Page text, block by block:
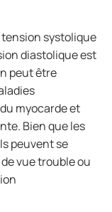
tension systolique
diastolique est
peut être
myocarde et
Bien que les
peuvent se
vue trouble ou